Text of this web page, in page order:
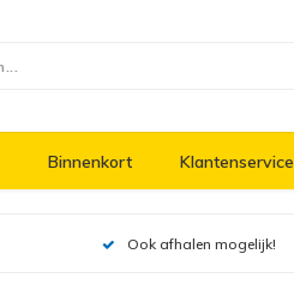
Binnenkort Klantenservice
Ook afhalen mogelijk!